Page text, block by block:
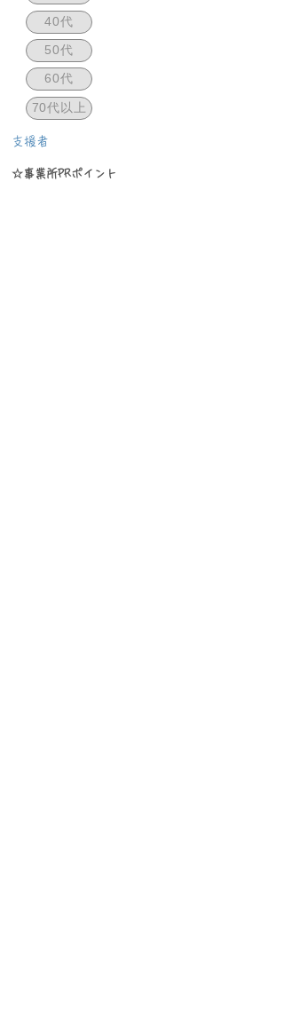
40代
50代
60代
70代以上
支援者
☆事業所PRポイント